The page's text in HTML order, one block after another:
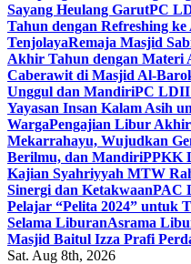
Sayang Heulang GarutPC
Tahun dengan Refreshing
TenjolayaRemaja Masjid
Akhir Tahun dengan Materi
Caberawit di Masjid Al-
Unggul dan MandiriPC LDII
Yayasan Insan Kalam Asih
WargaPengajian Libur
Mekarrahayu, Wujudkan
Berilmu, dan MandiriPPKK
Kajian Syahriyyah MTW
Sinergi dan KetakwaanPAC
Pelajar “Pelita 2024” untuk
Selama LiburanAsrama
Masjid Baitul Izza Prafi
Sat. Aug 8th, 2026